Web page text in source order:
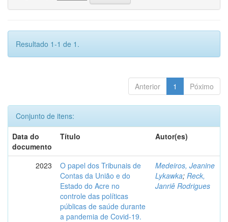
Resultado 1-1 de 1.
Anterior 1 Póximo
Conjunto de itens:
Data do
documento
Título Autor(es)
2023
O papel dos Tribunais de
Contas da União e do
Estado do Acre no
controle das políticas
públicas de saúde durante
a pandemia de Covid-19.
Medeiros, Jeanine
Lykawka; Reck,
Janriê Rodrigues